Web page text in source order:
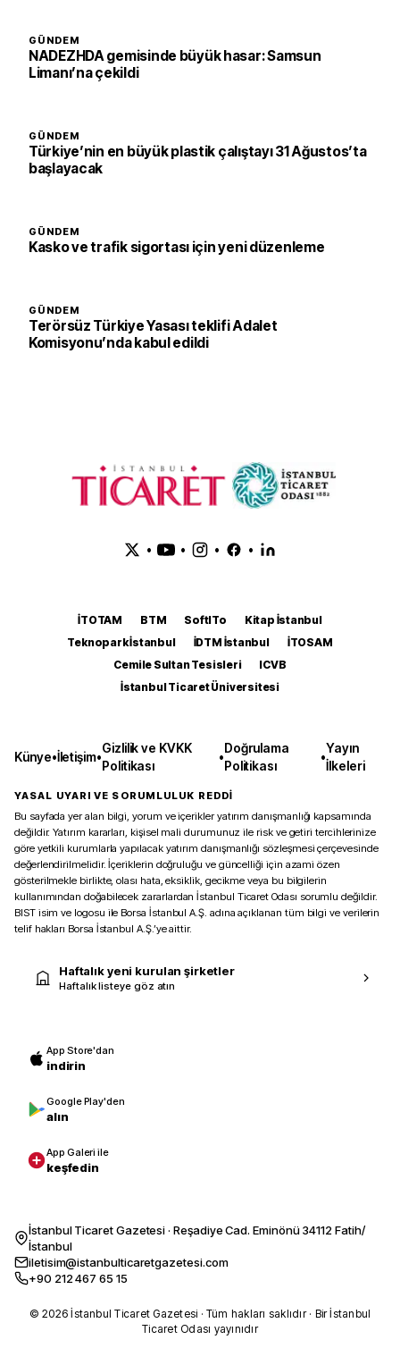
GÜNDEM
NADEZHDA gemisinde büyük hasar: Samsun
Limanı’na çekildi
GÜNDEM
Türkiye’nin en büyük plastik çalıştayı 31 Ağustos’ta
başlayacak
GÜNDEM
Kasko ve trafik sigortası için yeni düzenleme
GÜNDEM
Terörsüz Türkiye Yasası teklifi Adalet
Komisyonu’nda kabul edildi
• • • •
İTOTAM BTM SoftITo
Kitap İstanbul
Teknopark İstanbul
İDTM İstanbul
İTOSAM
Cemile Sultan Tesisleri
ICVB
İstanbul Ticaret Üniversitesi
Künye•İletişim•
Gizlilik ve KVKK
Politikası
•
Doğrulama
Politikası
•
Yayın
İlkeleri
YASAL UYARI VE SORUMLULUK REDDİ
Bu sayfada yer alan bilgi, yorum ve içerikler yatırım danışmanlığı kapsamında
değildir. Yatırım kararları, kişisel mali durumunuz ile risk ve getiri tercihlerinize
göre yetkili kurumlarla yapılacak yatırım danışmanlığı sözleşmesi çerçevesinde
değerlendirilmelidir. İçeriklerin doğruluğu ve güncelliği için azami özen
gösterilmekle birlikte, olası hata, eksiklik, gecikme veya bu bilgilerin
kullanımından doğabilecek zararlardan İstanbul Ticaret Odası sorumlu değildir.
BIST isim ve logosu ile Borsa İstanbul A.Ş. adına açıklanan tüm bilgi ve verilerin
telif hakları Borsa İstanbul A.Ş.’ye aittir.
Haftalık yeni kurulan şirketler
Haftalık listeye göz atın
App Store'dan
indirin
Google Play'den
alın
App Galeri ile
keşfedin
İstanbul Ticaret Gazetesi · Reşadiye Cad. Eminönü 34112 Fatih/
İstanbul
iletisim@istanbulticaretgazetesi.com
+90 212 467 65 15
© 2026 İstanbul Ticaret Gazetesi · Tüm hakları saklıdır · Bir İstanbul
Ticaret Odası yayınıdır